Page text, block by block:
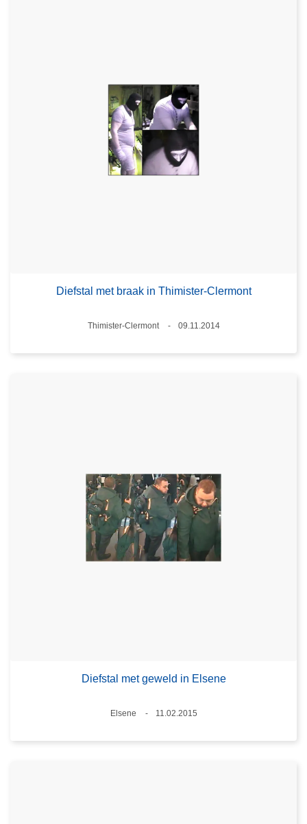
Diefstal met braak in Thimister-Clermont
Plaats
Thimister-Clermont
09.11.2014
Diefstal met geweld in Elsene
Plaats
Elsene
11.02.2015